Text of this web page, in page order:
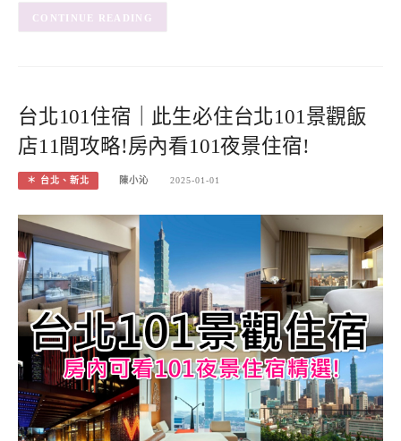
CONTINUE READING
台北101住宿｜此生必住台北101景觀飯
店11間攻略!房內看101夜景住宿!
＊ 台北、新北 陳小沁 2025-01-01